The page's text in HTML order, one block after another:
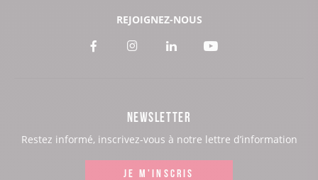
REJOIGNEZ-NOUS
Voir
Facebook
Voir
Instagram
Voir
LinkedIn
Voir
Youtube
NEWSLETTER
Restez informé, inscrivez-vous à notre lettre d’information
JE M'INSCRIS